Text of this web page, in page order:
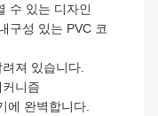
수 있는 디자인
구성 있는 PVC 코
져 있습니다.
니즘
에 완벽합니다.